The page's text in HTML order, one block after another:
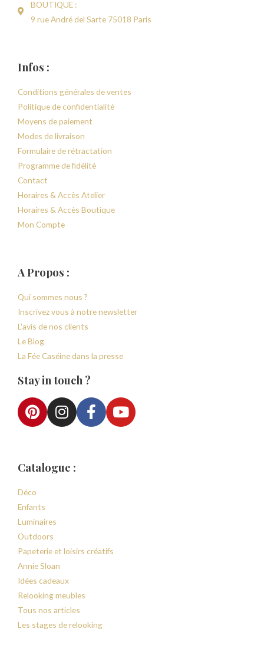
BOUTIQUE :
9 rue André del Sarte 75018 Paris
Infos :
Conditions générales de ventes
Politique de confidentialité
Moyens de paiement
Modes de livraison
Formulaire de rétractation
Programme de fidélité
Contact
Horaires & Accès Atelier
Horaires & Accès Boutique
Mon Compte
A Propos :
Qui sommes nous ?
Inscrivez vous à notre newsletter
L'avis de nos clients
Le Blog
La Fée Caséine dans la presse
Stay in touch ?
Catalogue :
Déco
Enfants
Luminaires
Outdoors
Papeterie et loisirs créatifs
Annie Sloan
Idées cadeaux
Relooking meubles
Tous nos articles
Les stages de relooking